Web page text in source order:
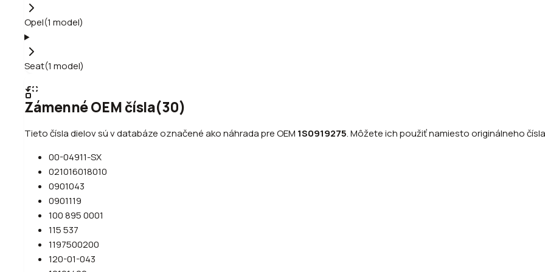
Opel(1 model)
Seat(1 model)
Zámenné OEM čísla(30)
Tieto čísla dielov sú v databáze označené ako náhrada pre OEM 1S0919275.Môžete ich použiť namiesto originálneho
00-04911-SX
021016018010
0901043
0901119
100 895 0001
115 537
1197500200
120-01-043